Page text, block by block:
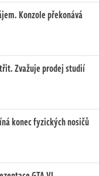
Konzole překonává
Zvažuje prodej studií
konec fyzických nosičů